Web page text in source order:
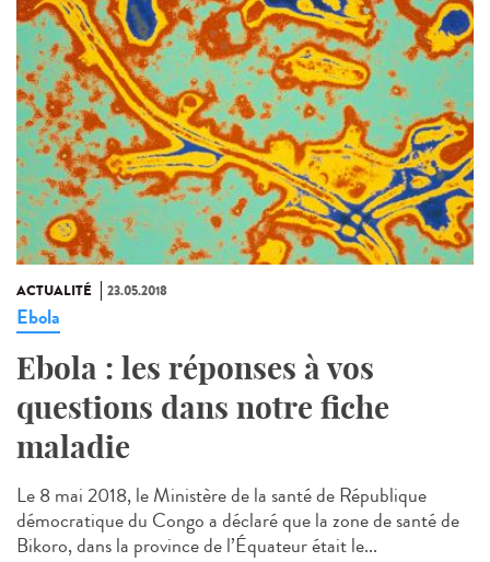
ACTUALITÉ 23.05.2018
Ebola
Ebola : les réponses à vos
questions dans notre fiche
maladie
Le 8 mai 2018, le Ministère de la santé de République
démocratique du Congo a déclaré que la zone de santé de
Bikoro, dans la province de l’Équateur était le...